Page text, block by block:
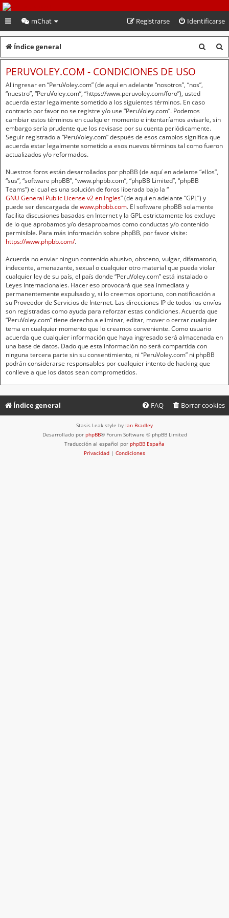
PeruVoley.com
mChat Identificarse
Registrarse
Índice general
u
u
r
PERUVOLEY.COM - CONDICIONES DE USO
Al ingresar en “PeruVoley.com” (de aquí en adelante “nosotros”, “nos”,
“nuestro”, “PeruVoley.com”, “https://www.peruvoley.com/foro”), usted
acuerda estar legalmente sometido a los siguientes términos. En caso
contrario por favor no se registre y/o use “PeruVoley.com”. Podemos
cambiar estos términos en cualquier momento e intentaríamos avisarle, sin
embargo sería prudente que los revisase por su cuenta periódicamente.
Seguir registrado a “PeruVoley.com” después de esos cambios significa que
acuerda estar legalmente sometido a esos nuevos términos tal como fueron
actualizados y/o reformados.
Nuestros foros están desarrollados por phpBB (de aquí en adelante “ellos”,
“sus”, “software phpBB”, “www.phpbb.com”, “phpBB Limited”, “phpBB
Teams”) el cual es una solución de foros liberada bajo la “
GNU General Public License v2 en Ingles” (de aquí en adelante “GPL”) y
puede ser descargada de www.phpbb.com. El software phpBB solamente
facilita discusiones basadas en Internet y la GPL estrictamente los excluye
de lo que aprobamos y/o desaprobamos como conductas y/o contenido
permisible. Para más información sobre phpBB, por favor visite:
https://www.phpbb.com/.
Acuerda no enviar ningun contenido abusivo, obsceno, vulgar, difamatorio,
indecente, amenazante, sexual o cualquier otro material que pueda violar
cualquier ley de su país, el país donde “PeruVoley.com” está instalado o
Leyes Internacionales. Hacer eso provocará que sea inmediata y
permanentemente expulsado y, si lo creemos oportuno, con notificación a
su Proveedor de Servicios de Internet. Las direcciones IP de todos los envíos
son registradas como ayuda para reforzar estas condiciones. Acuerda que
“PeruVoley.com” tiene derecho a eliminar, editar, mover o cerrar cualquier
tema en cualquier momento que lo creamos conveniente. Como usuario
acuerda que cualquier información que haya ingresado será almacenada en
una base de datos. Dado que esta información no será compartida con
ninguna tercera parte sin su consentimiento, ni “PeruVoley.com” ni phpBB
podrán considerarse responsables por cualquier intento de hacking que
conlleve a que los datos sean comprometidos.
Índice general Borrar cookies
FAQ
Stasis Leak style by Ian Bradley
Desarrollado por phpBB® Forum Software © phpBB Limited
Traducción al español por phpBB España
Privacidad | Condiciones